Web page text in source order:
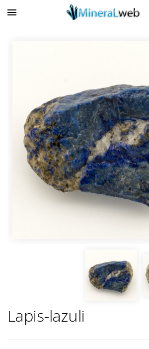

Lapis-lazuli